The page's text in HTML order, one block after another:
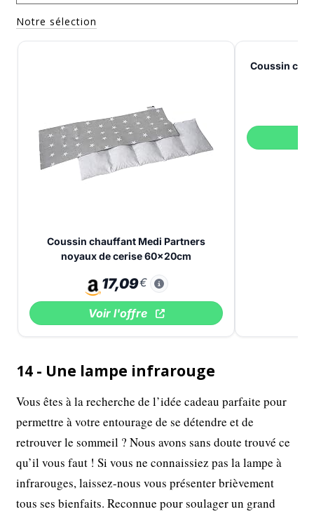
Notre sélection
Coussin chauffant Medi Partners
noyaux de cerise 60x20cm
17,09€
Voir l'offre
Coussin
14 - Une lampe infrarouge
Vous êtes à la recherche de l’idée cadeau parfaite pour
permettre à votre entourage de se détendre et de
retrouver le sommeil ? Nous avons sans doute trouvé ce
qu’il vous faut ! Si vous ne connaissiez pas la lampe à
infrarouges, laissez-nous vous présenter brièvement
tous ses bienfaits. Reconnue pour soulager un grand